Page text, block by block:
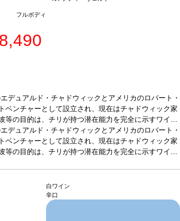
フルボディ
デュアルド・チャドウィックとアメリカのロバート・
ベンチャーとして設立され、現在はチャドウィック家
等の目的は、チリが持つ潜在能力を完全に示すワイン
ンはボルドースタイルを基に、アコンカグア・ヴァレ
の指針に基づいて栽培するブドウから造られる、チリ
。彼等の夢は、やがて世界の1級格付ワインの中に迎
程よい凝縮感と生き生きとした酸味を持つ。太平洋か
穏やかな気温というユニークな立地がもたらす、調和
ルが特徴的な逸品。 「スミレがかった鮮やかなチェリ
を示し、プラム、ブルーベリー、ラベンダーなどのフ
デュアルド・チャドウィックとアメリカのロバート・
ベンチャーとして設立され、現在はチャドウィック家
等の目的は、チリが持つ潜在能力を完全に示すワイン
。彼等の夢は、やがて世界の1級格付ワインの中に迎
とです。
テイスティングノート
のフレッシュでリッチなアロマを示し、エレガントで
程よい凝縮感と生き生きとした酸味を持つ。太平洋か
白ワイン
辛口